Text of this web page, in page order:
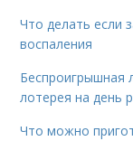
Что делать если
воспаления
Беспроигрышная
лотерея на день
Что можно